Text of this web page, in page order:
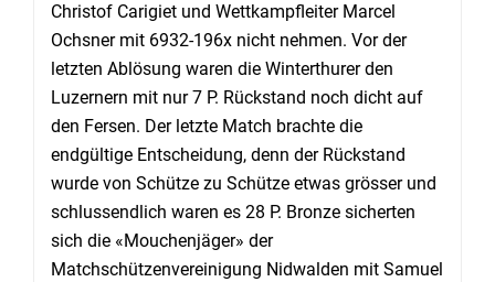
Christof Carigiet und Wettkampfleiter Marcel
Ochsner mit 6932-196x nicht nehmen. Vor der
letzten Ablösung waren die Winterthurer den
Luzernern mit nur 7 P. Rückstand noch dicht auf
den Fersen. Der letzte Match brachte die
endgültige Entscheidung, denn der Rückstand
wurde von Schütze zu Schütze etwas grösser und
schlussendlich waren es 28 P. Bronze sicherten
sich die «Mouchenjäger» der
Matchschützenvereinigung Nidwalden mit Samuel